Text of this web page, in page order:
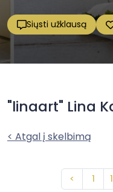
Siųsti užklausą
"linaart" Lina
< Atgal į skelbimą
< 1